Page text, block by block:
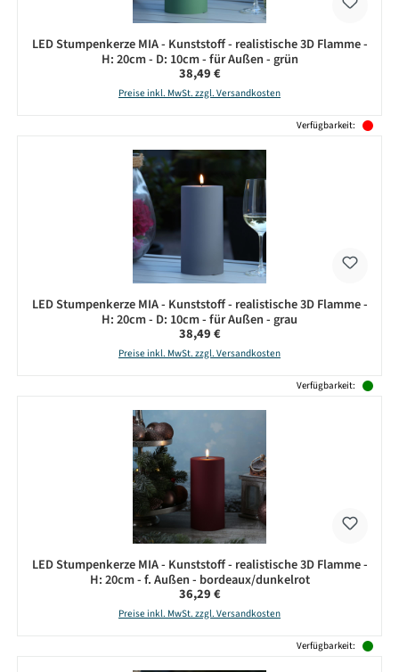
LED Stumpenkerze MIA - Kunststoff - realistische 3D Flamme -
H: 20cm - D: 10cm - für Außen - grün
Regulärer Preis:
38,49 €
Preise inkl. MwSt. zzgl. Versandkosten
Verfügbarkeit:
LED Stumpenkerze MIA - Kunststoff - realistische 3D Flamme -
H: 20cm - D: 10cm - für Außen - grau
Regulärer Preis:
38,49 €
Preise inkl. MwSt. zzgl. Versandkosten
Verfügbarkeit:
LED Stumpenkerze MIA - Kunststoff - realistische 3D Flamme -
H: 20cm - f. Außen - bordeaux/dunkelrot
Regulärer Preis:
36,29 €
Preise inkl. MwSt. zzgl. Versandkosten
Verfügbarkeit: